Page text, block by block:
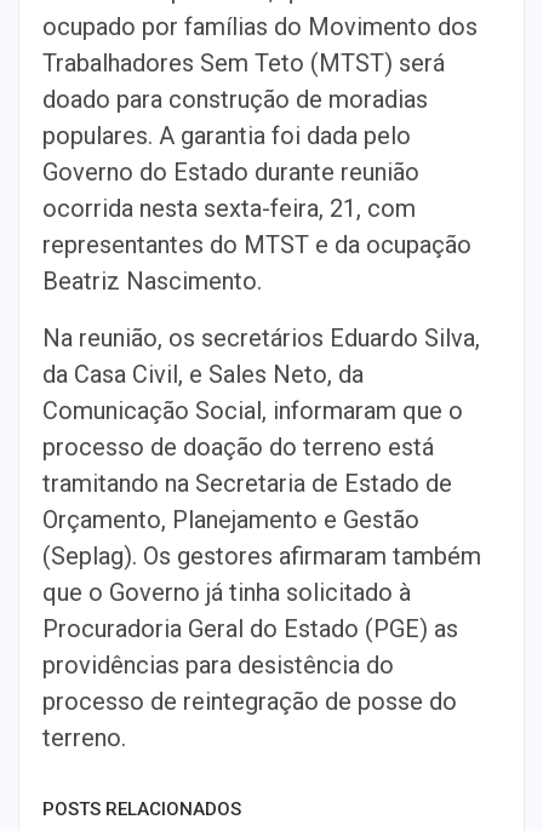
ocupado por famílias do Movimento dos
Trabalhadores Sem Teto (MTST) será
doado para construção de moradias
populares. A garantia foi dada pelo
Governo do Estado durante reunião
ocorrida nesta sexta-feira, 21, com
representantes do MTST e da ocupação
Beatriz Nascimento.
Na reunião, os secretários Eduardo Silva,
da Casa Civil, e Sales Neto, da
Comunicação Social, informaram que o
processo de doação do terreno está
tramitando na Secretaria de Estado de
Orçamento, Planejamento e Gestão
(Seplag). Os gestores afirmaram também
que o Governo já tinha solicitado à
Procuradoria Geral do Estado (PGE) as
providências para desistência do
processo de reintegração de posse do
terreno.
POSTS RELACIONADOS